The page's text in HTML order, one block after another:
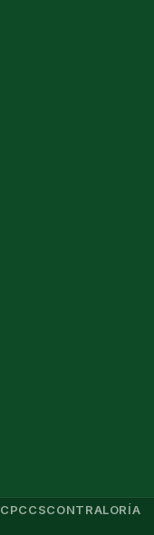
CPCCSCONTRALORÍA